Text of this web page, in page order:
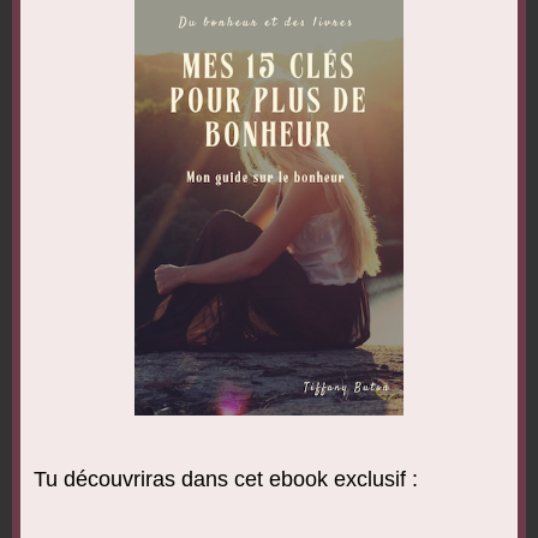
toujours évident de se relever.
C’est pourquoi il va falloir recommencer les
étapes 1, 2 et 3 encore et encore.
Reconnaitre de nouveau que notre relation
est toxique. Pardonner et se pardonner.
Puis, se libérer.
Dans la vie, il est nécessaire de faire les
choses encore et encore. D’y revenir et de
faire à nouveau. C’est normal.
Aussi, donne-toi du temps.
Tu découvriras dans cet ebook exclusif :